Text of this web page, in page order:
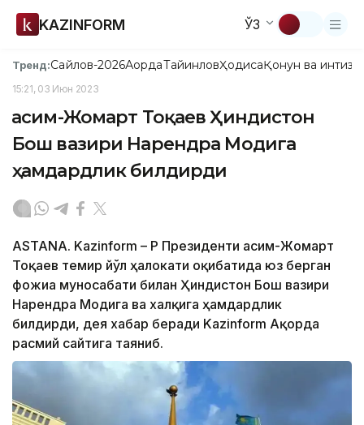
KAZINFORM ЎЗ
Тренд:Сайлов-2026АқордаТайинловҲодисаҚонун ва
15:21, 03 Июн 2023
Қасим-Жомарт Тоқаев Ҳиндистон
Бош вазири Нарендра Модига
ҳамдардлик билдирди
ASTANA. Kazinform – ҚР Президенти Қасим-Жомарт
Тоқаев темир йўл ҳалокати оқибатида юз берган
фожиа муносабати билан Ҳиндистон Бош вазири
Нарендра Модига ва халқига ҳамдардлик
билдирди, дея хабар беради Kazinform Ақорда
расмий сайтига таяниб.